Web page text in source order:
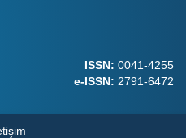
ISSN: 0041-4255
e-ISSN: 2791-6472